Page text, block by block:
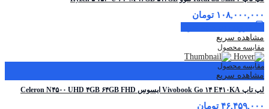
۱۰۸,۰۰۰,۰۰۰ تومان
مشاهده سریع
مقایسه محصول
مقایسه محصول
مشاهده سریع
لپ تاپ Vivobook Go ۱۴ E۴۱۰KA ایسوس Celeron N۴۵۰۰ UHD ۴GB ۶۴GB FHD
۴۶,۴۵۹,۰۰۰ تومان